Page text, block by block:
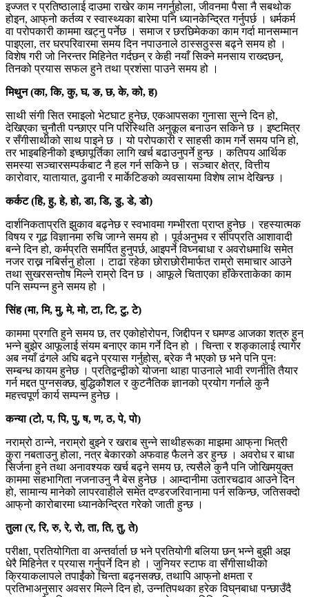
इज्जत र प्रतिष्ठालाई दाउमा राखेर काम नगर्नुहोला, जीवनमा पैसा नै सबथोक
होइन, आफ्‌नो कर्तव्य र स्वास्थ्यका बारेमा पनि ध्यानकेन्द्रित गर्नुपर्छ । धर्मकर्म
वा परोपकारी काममा खट्नु पर्नेछ । समाज र छरछिमेकका काम गर्दा मानसम्मान
पाइएला, तर घरपरिवारमा समय दिन नपाउनाले ठास्सठुस्स बढ्ने समय हो ।
विशेष गरी जो निरन्तर मिहिनेत गर्दछन् र केही नयाँ सिक्ने मनसाय राख्दछन्,
तिनको प्रयास सफल हुने तथा प्रशंसा पाउने समय हो ।
मिथुन (का, कि, कु, घ, ङ, छ, के, को, ह)
साथी संगी सित रमाइलो भेटघाट हुनेछ, एकआपसका गुनासा सुन्ने दिन हो,
देखिएका चुनौती पन्छाएर पनि परिस्थिति अनुकूल बनाउन सकिने छ । इष्टमित्र
र सँगीसाथीको साथ पाइने छ । यो परोपकारी र साहसी काम गर्ने समय पनि हो,
तर भाइबहिनीको इच्छापूर्तिका लागि खर्च बढाउनुपर्ने हुन्छ । कतिपय आर्थिक
समस्या सञ्चारसम्पर्कबाट नै हल गर्न सकिने छ । सञ्चार क्षेत्र, वित्तीय
कारोवार, यातायात, ढुवानी र मार्केटिङको व्यवसायमा विशेष लाभ देखिन्छ ।
कर्कट (हि, हु, हे, हो, डा, डि, डु, डे, डो)
दार्शनिकताप्रति झुकाव बढ्नेछ र स्वभावमा गम्भीरता प्राप्त हुनेछ । रहस्यात्मक
विषय र गूढ विज्ञानमा रुचि जाग्ने समय हो । पूर्वअनुभव र सीपप्रति आशावादी
बन्ने दिन हो, कर्मप्रति समर्पित हुनुपर्छ, आइपर्ने विघ्नबाधा र अवरोधमाथि समेत
नजर राख्न नबिर्सनु होला । टाढा रहेका छोराछोरीमार्फत राम्रो समाचार आउने
तथा सुखरसन्तोष मिल्ने राम्रो दिन छ । आफूले चिताएका हाँकेरताकेका काम
पनि सम्पन्न हुने समय हो ।
सिंह (मा, मि, मु, मे, मो, टा, टि, टु, टे)
काममा प्रगति हुने समय छ, तर एकोहोरोपन, जिद्दीपन र घमण्ड आजका शत्रु हुन्
भन्ने बुझेर आफूलाई संयम बनाएर काम गर्ने दिन हो । चिन्ता र शङ्कालाई त्यागेर
अब नयाँ ढंगले अघि बढ्ने प्रयास गर्नुहोस्, ब्रेक नै भएको छ भने पनि पुनः
सम्बन्ध कायम हुनेछ । प्रतिद्वन्द्वीको योजना थाहा पाउनाले भावी रणनीति तैयार
गर्न मद्दत पुग्नसक्छ, बुद्धिकौशल र कुटनैतिक ज्ञानको प्रयोग गर्नाले कुनै
महत्त्वपूर्ण कार्य सम्पन्न हुनेछ ।
कन्या (टो, प, पि, पु, ष, ण, ठ, पे, पो)
नराम्रो ठान्ने, नराम्रो बुझ्ने र खराब सुन्ने साथीहरूका माझमा आफ्‌ना भित्री
कुरा नबताउनु होला, नत्र बेकारको अफवाह फैलने डर हुन्छ । अवरोध र बाधा
सिर्जना हुने तथा अनावश्यक खर्च बढ्ने समय छ, त्यसैले कुनै पनि जोखिमयुक्त
काममा सहभागिता नजनाउनु नै बेस हुनेछ । आम्दानीमा उतारचढाव आउने दिन
हो, सामान्य मानेको लापरवाहीले समेत दण्डरजरिवानामा पर्न सकिन्छ, जतिसक्दो
आफ्‌नो कारोबारमा ध्यानकेन्द्रित गरेको जाती हुन्छ ।
तुला (र, रि, रु, रे, रो, ता, ति, तु, ते)
परीक्षा, प्रतियोगिता वा अन्तर्वार्ता छ भने प्रतियोगी बलिया छन् भन्ने बुझी अझ
धेरै मिहिनेत र प्रयास गर्नुपर्ने दिन हो । जुनियर स्टाफ वा सँगीसाथीको
क्रियाकलापले तपाईंको चिन्ता बढ्नसक्छ, तथापि आफ्‌नो क्षमता र
प्रतिभाअनुसार अवसर मिल्ने दिन हो, उन्नतिपथका हरेक विघ्‌नबाधा पन्छाउँदै